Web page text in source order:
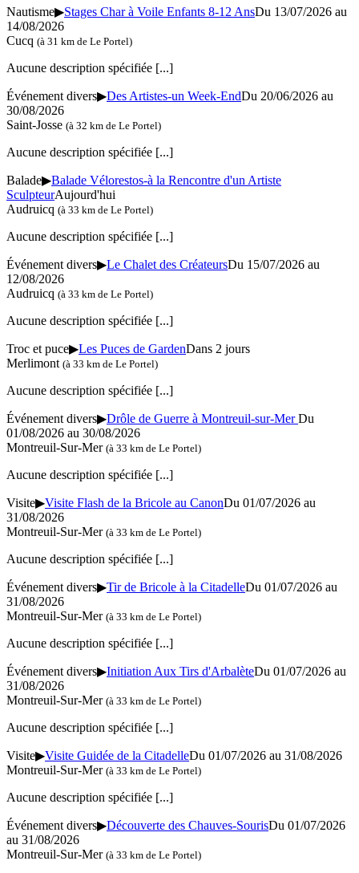
Nautisme▶Stages Char à Voile Enfants 8-12 AnsDu 13/07/2026 au
14/08/2026
Cucq (à 31 km de Le Portel)
Aucune description spécifiée [...]
Événement divers▶Des Artistes-un Week-EndDu 20/06/2026 au
30/08/2026
Saint-Josse (à 32 km de Le Portel)
Aucune description spécifiée [...]
Balade▶Balade Vélorestos-à la Rencontre d'un Artiste
SculpteurAujourd'hui
Audruicq (à 33 km de Le Portel)
Aucune description spécifiée [...]
Événement divers▶Le Chalet des CréateursDu 15/07/2026 au
12/08/2026
Audruicq (à 33 km de Le Portel)
Aucune description spécifiée [...]
Troc et puce▶Les Puces de GardenDans 2 jours
Merlimont (à 33 km de Le Portel)
Aucune description spécifiée [...]
Événement divers▶Drôle de Guerre à Montreuil-sur-MerDu
01/08/2026 au 30/08/2026
Montreuil-Sur-Mer (à 33 km de Le Portel)
Aucune description spécifiée [...]
Visite▶Visite Flash de la Bricole au CanonDu 01/07/2026 au
31/08/2026
Montreuil-Sur-Mer (à 33 km de Le Portel)
Aucune description spécifiée [...]
Événement divers▶Tir de Bricole à la CitadelleDu 01/07/2026 au
31/08/2026
Montreuil-Sur-Mer (à 33 km de Le Portel)
Aucune description spécifiée [...]
Événement divers▶Initiation Aux Tirs d'ArbalèteDu 01/07/2026 au
31/08/2026
Montreuil-Sur-Mer (à 33 km de Le Portel)
Aucune description spécifiée [...]
Visite▶Visite Guidée de la CitadelleDu 01/07/2026 au 31/08/2026
Montreuil-Sur-Mer (à 33 km de Le Portel)
Aucune description spécifiée [...]
Événement divers▶Découverte des Chauves-SourisDu 01/07/2026
au 31/08/2026
Montreuil-Sur-Mer (à 33 km de Le Portel)